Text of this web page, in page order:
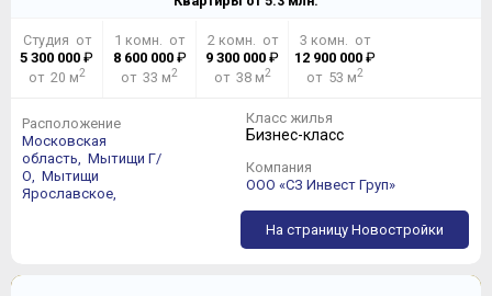
Студия от
5 300 000 ₽
от 20 м2
1 комн. от
8 600 000₽
от 33 м2
2 комн. от
9 300 000 ₽
от 38 м2
3 комн. от
12 900 000 ₽
от 53 м2
Расположение
Московская
область, Мытищи Г/
О, Мытищи
Ярославское,
Класс жилья
Бизнес-класс
Компания
ООО «СЗ Инвест Груп»
На страницу Новостройки